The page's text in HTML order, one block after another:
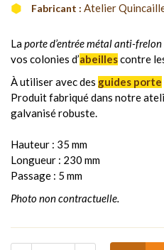
Fabricant : Atelier
Laporte d’entrée métal anti-
vos colonies d’abeillescontre
À utiliser avec des guides porte
Produit fabriqué dans notre
galvanisé robuste.
Hauteur : 35 mm
Longueur : 230 mm
Passage : 5 mm
Photo non contractuelle.